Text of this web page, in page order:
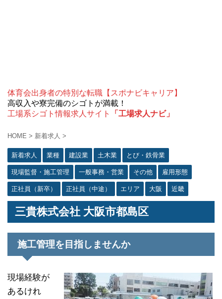
体育会出身者の特別な転職【スポナビキャリア】
高収入や寮完備のシゴトが満載！
工場系シゴト情報求人サイト
「工場求人ナビ」
HOME > 新着求人 >
新着求人 業種 建設業 土木業 とび・鉄骨業
現場監督・施工管理 一般事務・営業 その他 雇用形態
正社員（新卒） 正社員（中途） エリア 大阪 近畿
三貴株式会社 大阪市都島区
施工管理を目指しませんか
現場経験が
あるけれ